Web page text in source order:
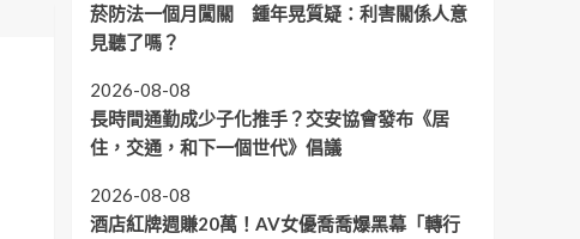
菸防法一個月闖關 鍾年晃質疑：利害關係人意
見聽了嗎？
2026-08-08
長時間通勤成少子化推手？交安協會發布《居
住，交通，和下一個世代》倡議
2026-08-08
酒店紅牌週賺20萬！AV女優喬喬爆黑幕「轉行